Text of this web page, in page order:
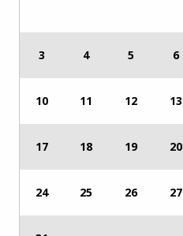
3 4 5 6
10 11 12 13
17 18 19 20
24 25 26 27